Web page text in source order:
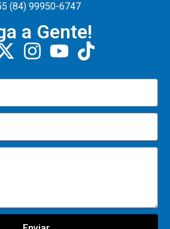
(84) 99950-6747
a Gente!